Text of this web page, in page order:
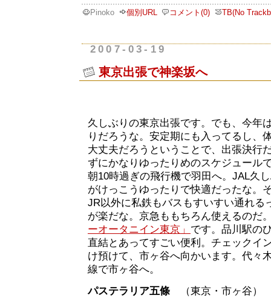
Pinoko 個別URL コメント(0) TB(No
2007-03-19
東京出張で神楽坂へ
久しぶりの東京出張です。でも、今年
りだろうな。安定期にも入ってるし、
大丈夫だろうということで、出張決行
ずにかなりゆったりめのスケジュール
朝10時過ぎの飛行機で羽田へ。JAL久
がけっこうゆったりで快適だったな。
JR以外に私鉄もバスもすいすい通れる
が楽だな。京急ももちろん使えるのだ
ーオータニイン東京」 です。品川駅の
直結とあってすごい便利。チェックイ
け預けて、市ヶ谷へ向かいます。代々
線で市ヶ谷へ。
パステラリア五條 （東京・市ヶ谷）